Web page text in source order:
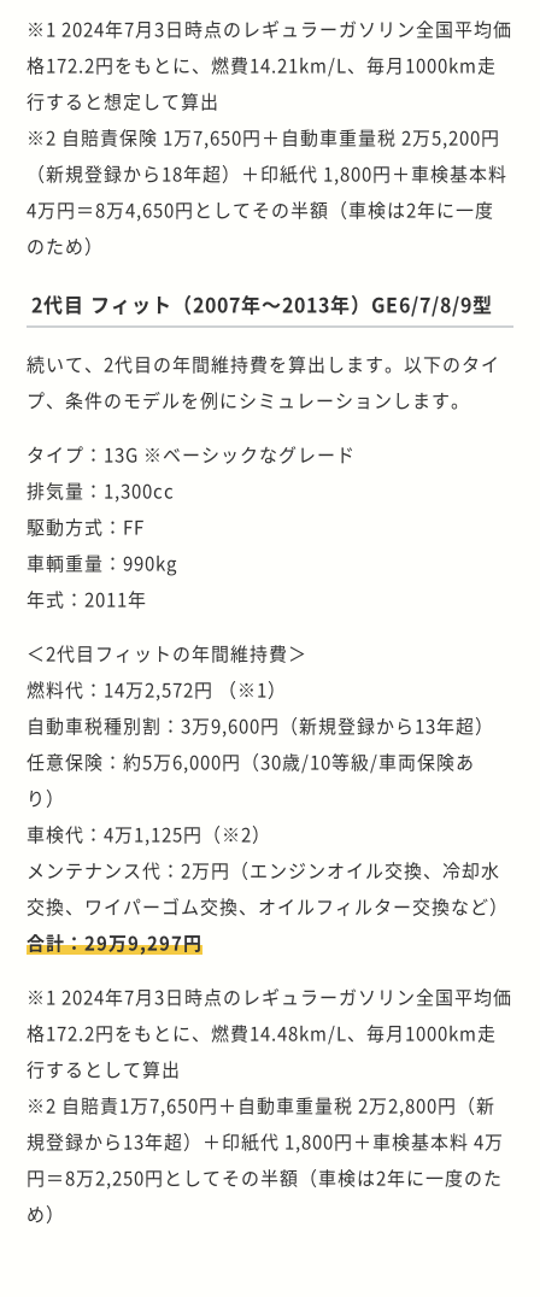
※1 2024年7月3日時点のレギュラーガソリン全国平均価
格172.2円をもとに、燃費14.21km/L、毎月1000km走
行すると想定して算出
※2 自賠責保険 1万7,650円＋自動車重量税 2万5,200円
（新規登録から18年超）＋印紙代 1,800円＋車検基本料
4万円＝8万4,650円としてその半額（車検は2年に一度
のため）
2代目 フィット（2007年～2013年）GE6/7/8/9型
続いて、2代目の年間維持費を算出します。以下のタイ
プ、条件のモデルを例にシミュレーションします。
タイプ：13G ※ベーシックなグレード
排気量：1,300cc
駆動方式：FF
車輌重量：990kg
年式：2011年
＜2代目フィットの年間維持費＞
燃料代：14万2,572円 （※1）
自動車税種別割：3万9,600円（新規登録から13年超）
任意保険：約5万6,000円（30歳/10等級/車両保険あ
り）
車検代：4万1,125円（※2）
メンテナンス代：2万円（エンジンオイル交換、冷却水
交換、ワイパーゴム交換、オイルフィルター交換など）
合計：29万9,297円
※1 2024年7月3日時点のレギュラーガソリン全国平均価
格172.2円をもとに、燃費14.48km/L、毎月1000km走
行するとして算出
※2 自賠責1万7,650円＋自動車重量税 2万2,800円（新
規登録から13年超）＋印紙代 1,800円＋車検基本料 4万
円＝8万2,250円としてその半額（車検は2年に一度のた
め）